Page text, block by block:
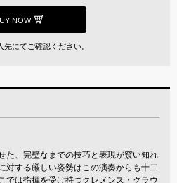
NOW
先にてご確認ください。
た、完璧なまでの技巧と表現が窺い知れ
対する厳しい姿勢はこの演奏からも十二
では指揮を受け持つクレメンス・クラウ